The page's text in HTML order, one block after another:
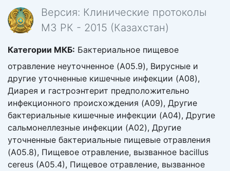
Версия: Клинические протоколы
МЗ РК - 2015 (Казахстан)
Категории МКБ: Бактериальное пищевое
отравление неуточненное (A05.9), Вирусные и
другие уточненные кишечные инфекции (A08),
Диарея и гастроэнтерит предположительно
инфекционного происхождения (A09), Другие
бактериальные кишечные инфекции (A04), Другие
сальмонеллезные инфекции (A02), Другие
уточненные бактериальные пищевые отравления
(A05.8), Пищевое отравление, вызванное bacillus
cereus (A05.4), Пищевое отравление, вызванное